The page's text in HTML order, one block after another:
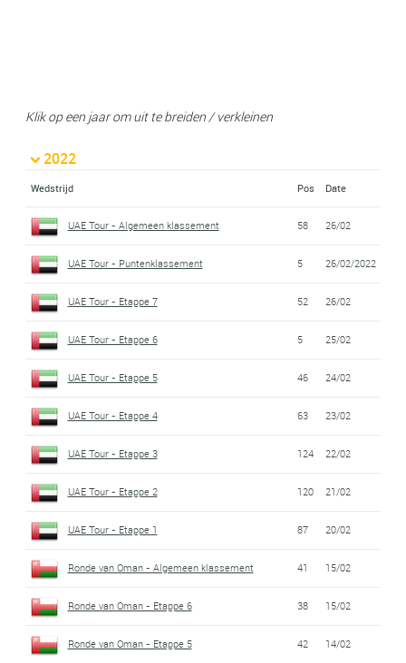
Klik op een jaar om uit te breiden / verkleinen
2022
Wedstrijd Pos Date
UAE Tour - Algemeen klassement 58 26/02
UAE Tour - Puntenklassement 5 26/02/2022
UAE Tour - Etappe 7 52 26/02
UAE Tour - Etappe 6 5 25/02
UAE Tour - Etappe 5 46 24/02
UAE Tour - Etappe 4 63 23/02
UAE Tour - Etappe 3 124 22/02
UAE Tour - Etappe 2 120 21/02
UAE Tour - Etappe 1 87 20/02
Ronde van Oman - Algemeen klassement 41 15/02
Ronde van Oman - Etappe 6 38 15/02
Ronde van Oman - Etappe 5 42 14/02